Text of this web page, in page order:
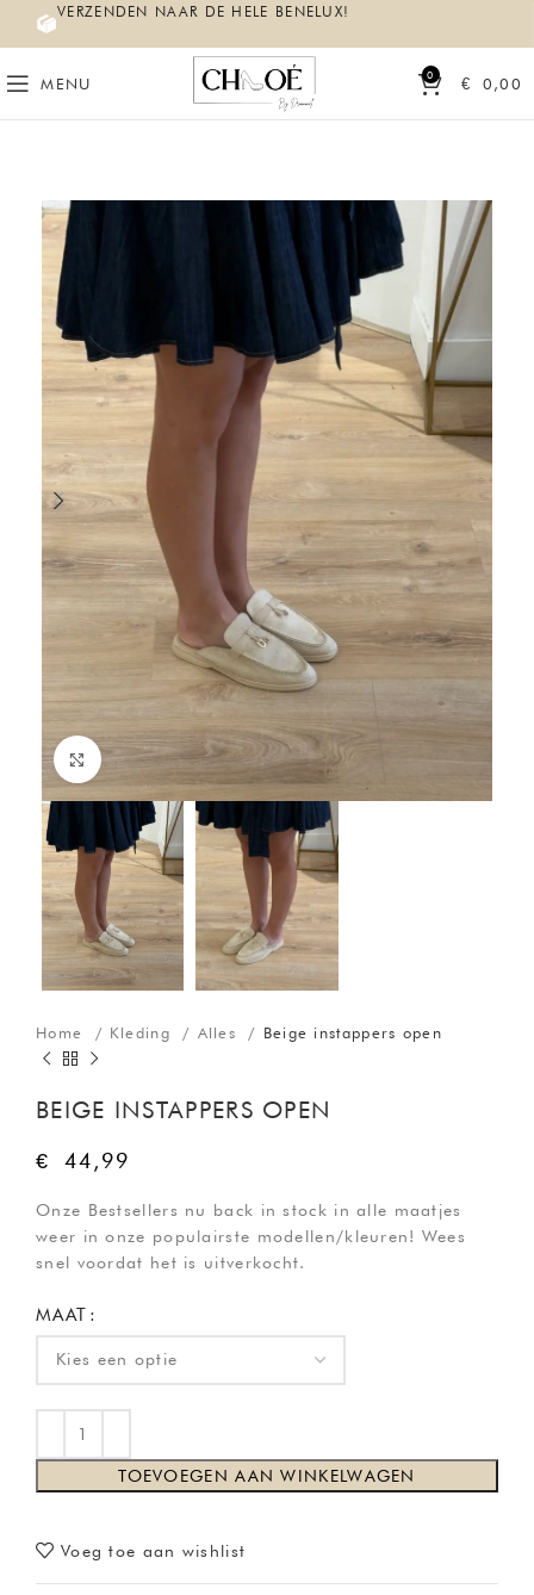
VERZENDEN NAAR DE HELE BENELUX!
MENU 0 € 0,00
Click to enlarge
Home Kleding Alles Beige instappers open
BEIGE INSTAPPERS OPEN
€ 44,99
Onze Bestsellers nu back in stock in alle maatjes
weer in onze populairste modellen/kleuren! Wees
snel voordat het is uitverkocht.
MAAT
TOEVOEGEN AAN WINKELWAGEN
Voeg toe aan wishlist